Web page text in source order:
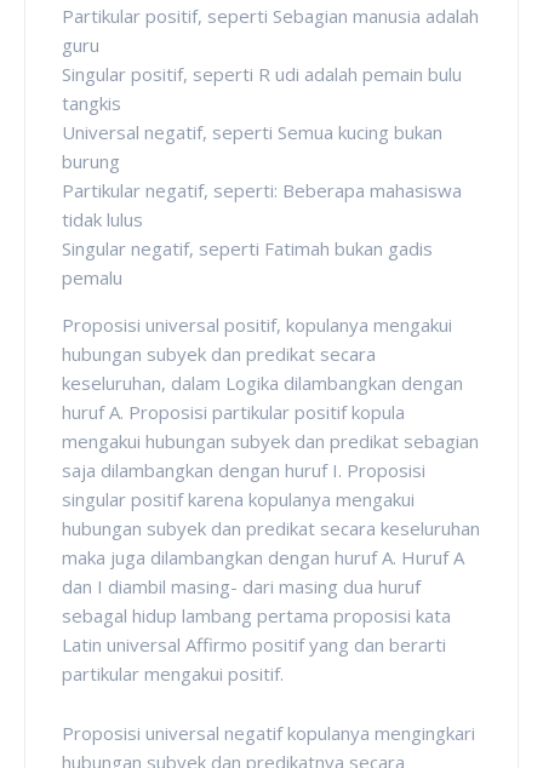
Partikular positif, seperti Sebagian manusia adalah
guru
Singular positif, seperti R udi adalah pemain bulu
tangkis
Universal negatif, seperti Semua kucing bukan
burung
Partikular negatif, seperti: Beberapa mahasiswa
tidak lulus
Singular negatif, seperti Fatimah bukan gadis
pemalu
Proposisi universal positif, kopulanya mengakui
hubungan subyek dan predikat secara
keseluruhan, dalam Logika dilambangkan dengan
huruf A. Proposisi partikular positif kopula
mengakui hubungan subyek dan predikat sebagian
saja dilambangkan dengan huruf I. Proposisi
singular positif karena kopulanya mengakui
hubungan subyek dan predikat secara keseluruhan
maka juga dilambangkan dengan huruf A. Huruf A
dan I diambil masing- dari masing dua huruf
sebagal hidup lambang pertama proposisi kata
Latin universal Affirmo positif yang dan berarti
partikular mengakui positif.
Proposisi universal negatif kopulanya mengingkari
hubungan subyek dan predikatnya secara